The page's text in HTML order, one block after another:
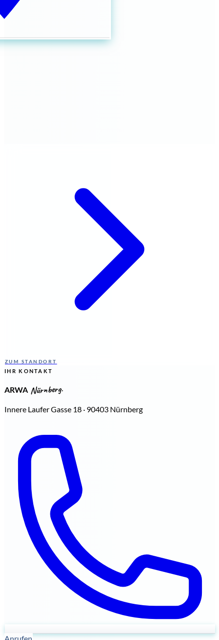
ZUM STANDORT
IHR KONTAKT
ARWA Nürnberg.
Innere Laufer Gasse 18 · 90403 Nürnberg